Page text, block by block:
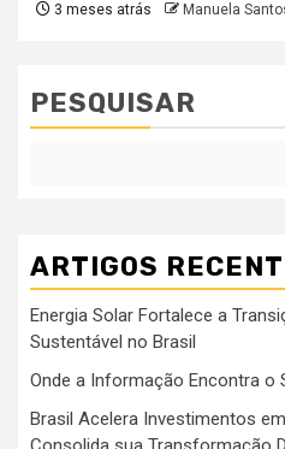
3 meses atrás Manuela
PESQUISAR
ARTIGOS
Energia Solar Fortalece a
Sustentável no Brasil
Onde a Informação Encontra o
Brasil Acelera Investimentos